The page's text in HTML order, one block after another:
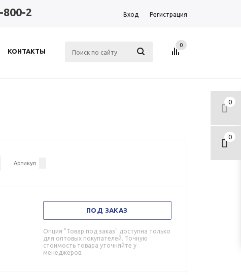
800-2 Вход Регистрация
КОНТАКТЫ
0
0
0
Артикул
ПОД ЗАКАЗ
Опция "Товар под заказ" доступна только
для оптовых покупателей. Точную
стоимость товара уточняйте у
менеджеров.